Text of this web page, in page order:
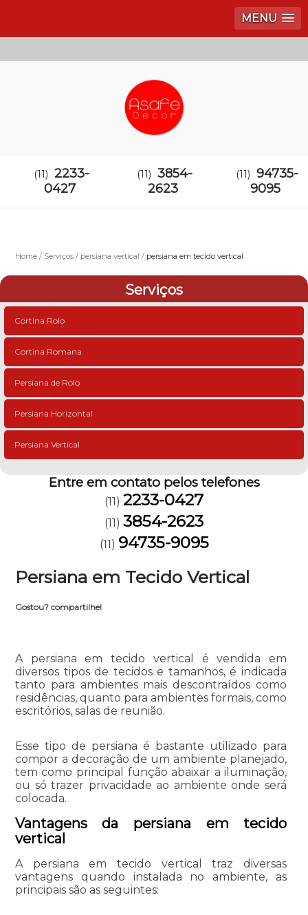
MENU
(11) 2233-
0427
(11) 3854-
2623
(11) 94735-
9095
Home Serviços persiana vertical persiana em tecido vertical
Serviços
Cortina Rolo
Cortina Romana
Persiana de Rolo
Persiana Horizontal
Persiana Vertical
Entre em contato pelos telefones
(11) 2233-0427
(11) 3854-2623
(11) 94735-9095
Persiana em Tecido Vertical
Gostou? compartilhe!
A persiana em tecido vertical é vendida em
diversos tipos de tecidos e tamanhos, é indicada
tanto para ambientes mais descontraídos como
residências, quanto para ambientes formais, como
escritórios, salas de reunião.
Esse tipo de persiana é bastante utilizado para
compor a decoração de um ambiente planejado,
tem como principal função abaixar a iluminação,
ou só trazer privacidade ao ambiente onde será
colocada.
Vantagens da persiana em tecido
vertical
A persiana em tecido vertical traz diversas
vantagens quando instalada no ambiente, as
principais são as seguintes: